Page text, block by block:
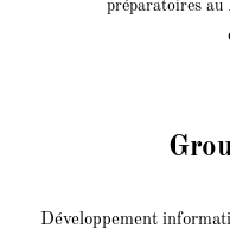
préparatoires au
Développement